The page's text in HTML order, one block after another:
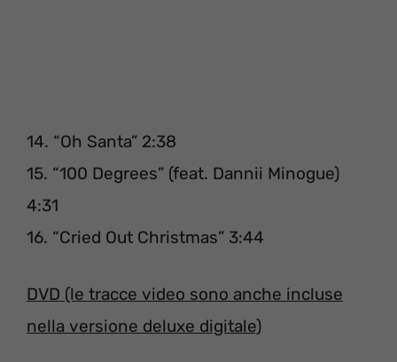
14. “Oh Santa” 2:38
15. “100 Degrees” (feat. Dannii Minogue)
4:31
16. “Cried Out Christmas” 3:44
DVD (le tracce video sono anche incluse
nella versione deluxe digitale)